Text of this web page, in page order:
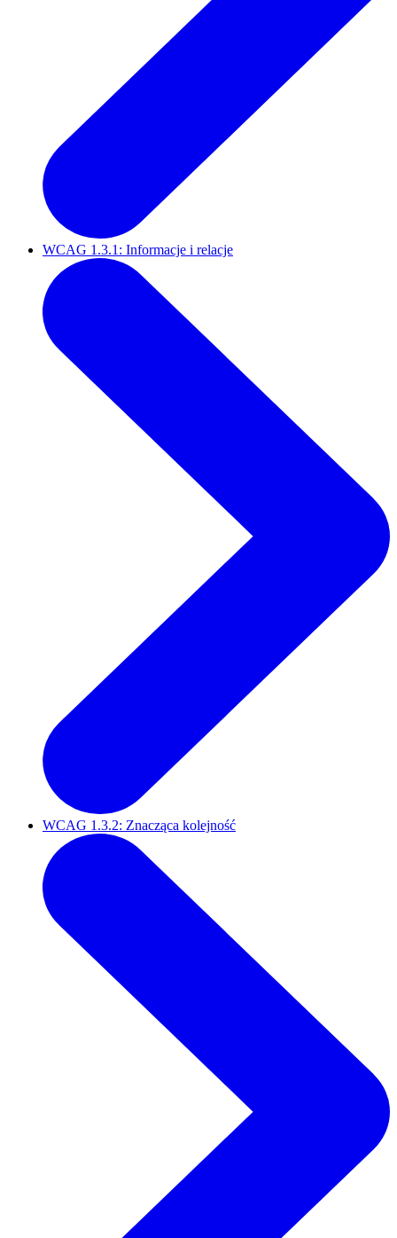
WCAG 1.3.1: Informacje i relacje
WCAG 1.3.2: Znacząca kolejność